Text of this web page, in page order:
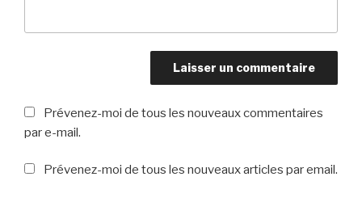
Prévenez-moi de tous les nouveaux commentaires
par e-mail.
Prévenez-moi de tous les nouveaux articles par email.